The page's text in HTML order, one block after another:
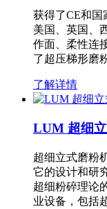
获得了CE和国
美国、英国、
作面、柔性连
了超压梯形磨
了解详情
LUM 超细
超细立式磨粉
它的设计和研
超细粉碎理论
业设备，包括